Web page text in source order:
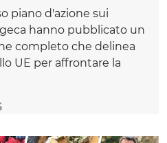
piano d'azione sui
hanno pubblicato un
completo che delinea
UE per affrontare la